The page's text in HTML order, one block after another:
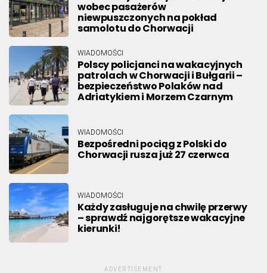
wobec pasażerów
niewpuszczonych na pokład
samolotu do Chorwacji
WIADOMOŚCI
Polscy policjanci na wakacyjnych
patrolach w Chorwacji i Bułgarii –
bezpieczeństwo Polaków nad
Adriatykiem i Morzem Czarnym
WIADOMOŚCI
Bezpośredni pociąg z Polski do
Chorwacji rusza już 27 czerwca
WIADOMOŚCI
Każdy zasługuje na chwilę przerwy
– sprawdź najgorętsze wakacyjne
kierunki!
ADVERTISEMENT